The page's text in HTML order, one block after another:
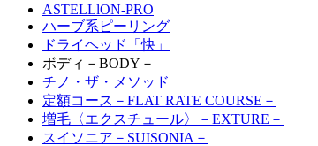
ASTELLlON-PRO
ハーブ系ピーリング
ドライヘッド「快」
ボディ －BODY－
チノ・ザ・メソッド
定額コース －FLAT RATE COURSE－
増毛〈エクスチュール〉
－EXTURE－
スイソニア －SUISONIA－